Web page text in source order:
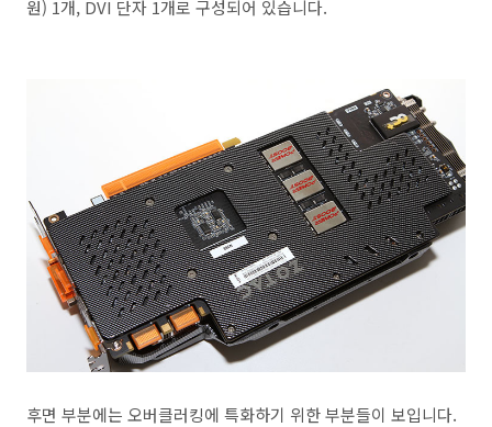
원) 1개, DVI 단자 1개로 구성되어 있습니다.
후면 부분에는 오버클러킹에 특화하기 위한 부분들이 보입니다.